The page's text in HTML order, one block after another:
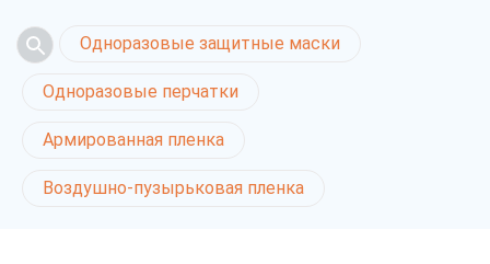
Одноразовые защитные маски
Одноразовые перчатки
Армированная пленка
Воздушно-пузырьковая пленка